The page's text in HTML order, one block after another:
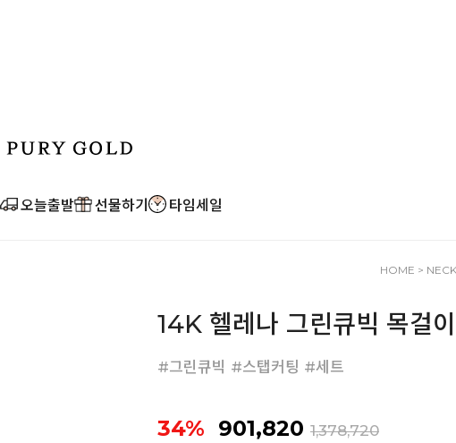
오늘출발 선물하기 타임세일
HOME >
14K 헬레나 그린큐빅 목걸이
#그린큐빅 #스탭커팅 #세트
34% 901,820 1,378,720